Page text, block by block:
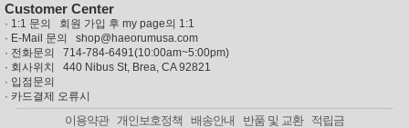
Customer Center
· 1:1 문의 회원 가입 후 my page의 1:1
· E-Mail 문의 shop@haeorumusa.com
· 전화문의 714-784-6491(10:00am~5:00pm)
· 회사위치 440 Nibus St, Brea, CA 92821
· 입점문의
· 카드결제 오류시
이용약관 개인보호정책 배송안내 반품 및 교환 적립금